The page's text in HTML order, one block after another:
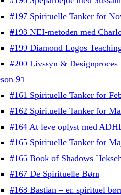
#197 Spirituelle Tanker for
#198 NEI-metoden med
#199 Diamond Logos
#200 Livssyn & Designproces
9
#161 Spirituelle Tanker for
#162 Spirituelle Tanker for
#164 At leve oplyst med
#165 Spirituelle Tanker for
#166 Book of Shadows
#167 De Spirituelle Børn
#168 Bastian – en spirituel